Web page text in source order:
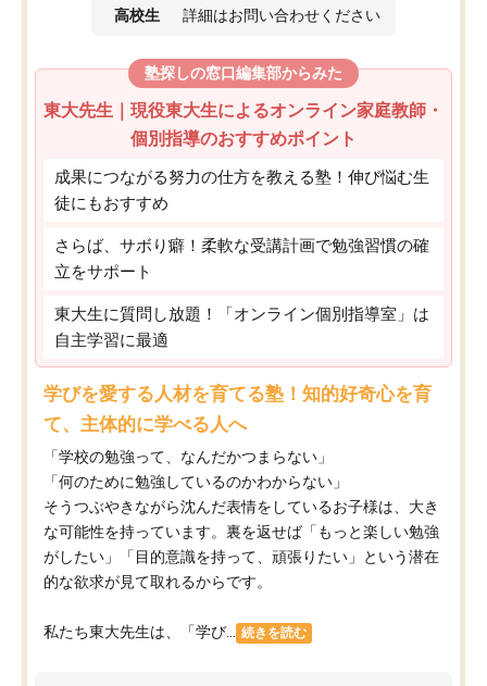
高校生 詳細はお問い合わせください
塾探しの窓口編集部からみた
東大先生｜現役東大生によるオンライン家庭教師・
個別指導のおすすめポイント
成果につながる努力の仕方を教える塾！伸び悩む生
徒にもおすすめ
さらば、サボり癖！柔軟な受講計画で勉強習慣の確
立をサポート
東大生に質問し放題！「オンライン個別指導室」は
自主学習に最適
学びを愛する人材を育てる塾！知的好奇心を育
て、主体的に学べる人へ
「学校の勉強って、なんだかつまらない」
「何のために勉強しているのかわからない」
そうつぶやきながら沈んだ表情をしているお子様は、大き
な可能性を持っています。裏を返せば「もっと楽しい勉強
がしたい」「目的意識を持って、頑張りたい」という潜在
的な欲求が見て取れるからです。
私たち東大先生は、「学び... 続きを読む